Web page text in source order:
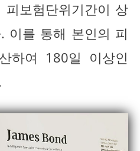
보험단위기간이 상
이를 통해 본인의 피
하여 180일 이상인